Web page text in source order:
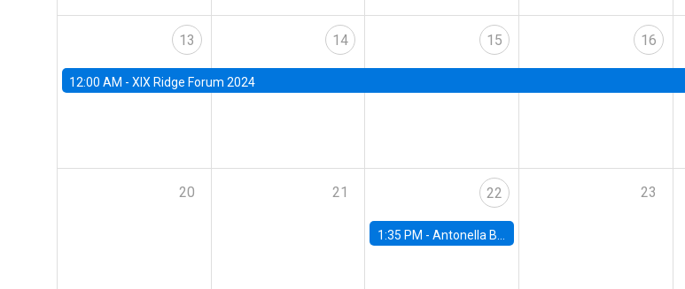
13
12:00 AM - XIX Ridge Forum 2024
14 15 16
20 21 22
1:35 PM -Antonella Bancalari, Institute for Fiscal Studies (IFS) and Research Associate at University College London (UCL)
23